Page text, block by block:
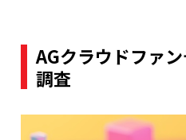
AGクラウドファ
調査